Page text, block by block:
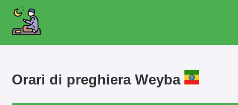
Orari di preghiera Weyba